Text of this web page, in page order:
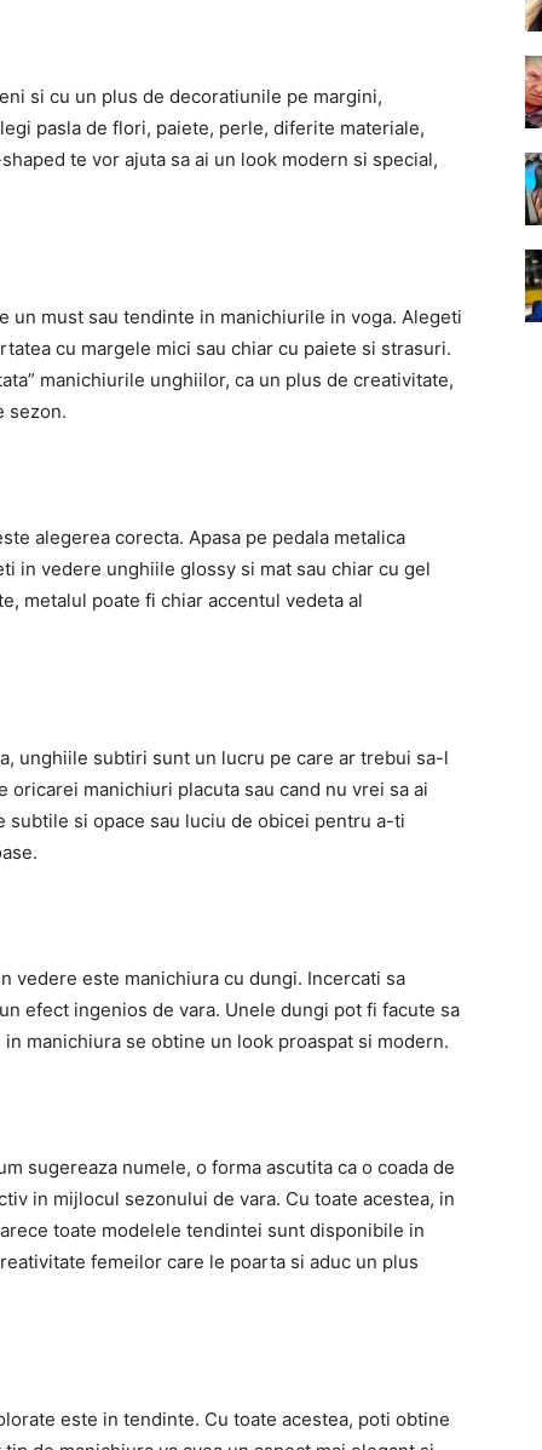
si cu un plus de decoratiunile pe margini,
pasla de flori, paiete, perle, diferite materiale,
te vor ajuta sa ai un look modern si special,
un must sau tendinte in manichiurile in voga. Alegeti
cu margele mici sau chiar cu paiete si strasuri.
manichiurile unghiilor, ca un plus de creativitate,
sezon.
alegerea corecta. Apasa pe pedala metalica
in vedere unghiile glossy si mat sau chiar cu gel
metalul poate fi chiar accentul vedeta al
unghiile subtiri sunt un lucru pe care ar trebui sa-l
manichiuri placuta sau cand nu vrei sa ai
si opace sau luciu de obicei pentru a-ti
vedere este manichiura cu dungi. Incercati sa
efect ingenios de vara. Unele dungi pot fi facute sa
manichiura se obtine un look proaspat si modern.
sugereaza numele, o forma ascutita ca o coada de
in mijlocul sezonului de vara. Cu toate acestea, in
toate modelele tendintei sunt disponibile in
femeilor care le poarta si aduc un plus
este in tendinte. Cu toate acestea, poti obtine